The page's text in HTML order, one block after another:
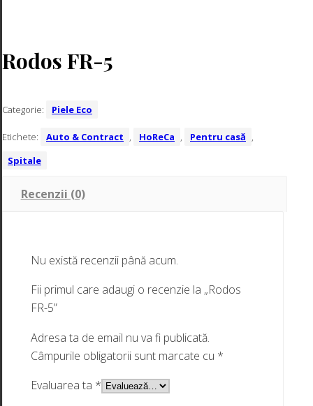
Rodos FR-5
Categorie: Piele Eco
Etichete: Auto & Contract HoReCa Pentru casă
Spitale
Recenzii (0)
Nu există recenzii până acum.
Fii primul care adaugi o recenzie la „Rodos
FR-5”
Adresa ta de email nu va fi publicată.
Câmpurile obligatorii sunt marcate cu *
Evaluarea ta *